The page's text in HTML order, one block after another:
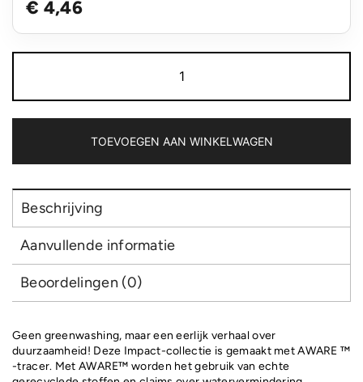
€ 4,46
AWARE™
280gr
recycled
cap
TOEVOEGEN AAN WINKELWAGEN
Beschrijving
Aanvullende informatie
Beoordelingen (0)
Geen greenwashing, maar een eerlijk verhaal over
duurzaamheid! Deze Impact-collectie is gemaakt met AWARE ™
-tracer. Met AWARE™ worden het gebruik van echte